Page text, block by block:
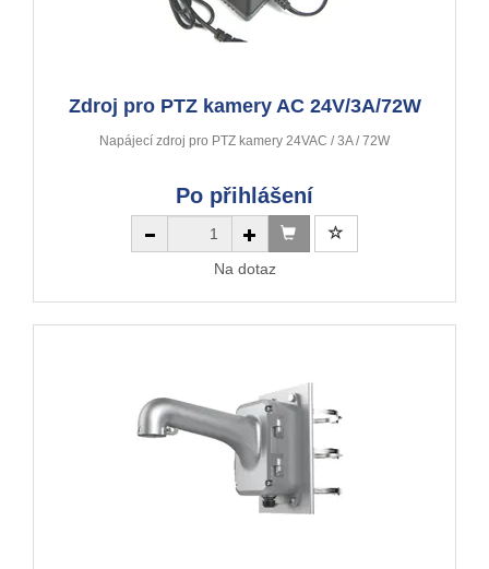
Zdroj pro PTZ kamery AC 24V/3A/72W
Napájecí zdroj pro PTZ kamery 24VAC / 3A / 72W
Po přihlášení
Na dotaz